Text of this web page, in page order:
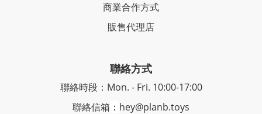
商業合作方式
販售代理店
聯絡方式
聯絡時段：Mon. - Fri. 10:00-17:00
聯絡信箱 ： hey@planb.toys